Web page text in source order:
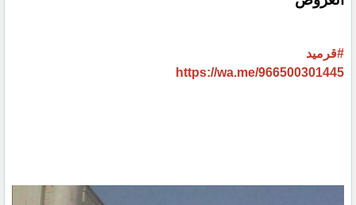
#قرميد
https://wa.me/966500301445